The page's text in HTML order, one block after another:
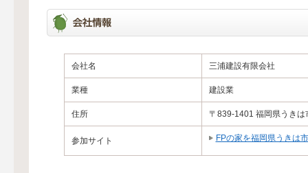
会社名 三浦建設有限会社
業種 建設業
住所 〒839-1401 福岡県うき
参加サイト FPの家を福岡県うきは